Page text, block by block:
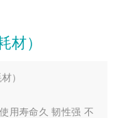
材）
）
用寿命久 韧性强 不